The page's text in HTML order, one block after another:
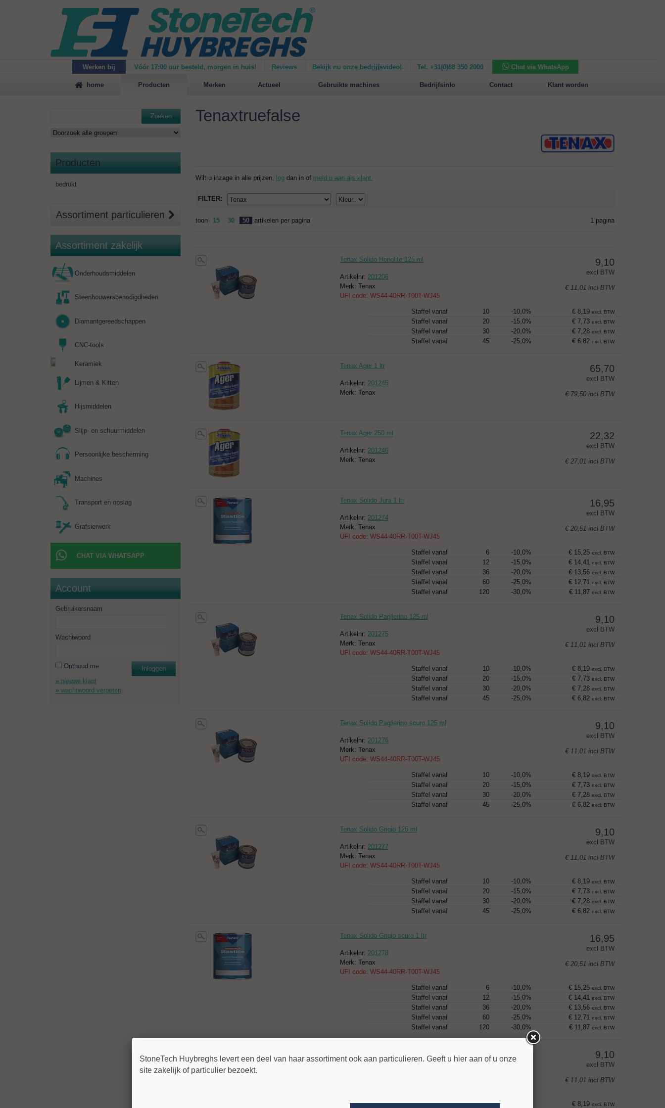
Werken bij Vóór 17:00 uur besteld, morgen in huis! Reviews Bekijk nu onze bedrijfsvideo! Tel. +31(0)88 350 2000
Chat via WhatsApp
Maak
vrijblijvend een afspraak voor een demonstratie van de Mirage 1500 Nieuw op de website: selecteer nu op merken! Nieuw in het assortiment: Sansone Collection
home Producten Merken Actueel Gebruikte machines Bedrijfsinfo Contact Klant worden
Zoeken
Producten
bedrukt
Assortiment particulieren
Assortiment zakelijk
Onderhoudsmiddelen
Steenhouwersbenodigdheden
Diamantgereedschappen
CNC-tools
Keramiek
Lijmen & Kitten
Hijsmiddelen
Slijp- en schuurmiddelen
Persoonlijke bescherming
Machines
Transport en opslag
Grafsierwerk
CHAT VIA WHATSAPP
Account
Gebruikersnaam
Wachtwoord
Onthoud me
Inloggen
nieuwe klant
wachtwoord vergeten
Tenaxtruefalse
Wilt u inzage in alle prijzen, logdan in of meld u aan als klant.
FILTER:
toon 15 30 50 artikelen per pagina 1 pagina
Tenax Solido Honolite 125 ml
Artikelnr: 201206
Merk: Tenax
UFI code: WS44-40RR-T00T-WJ45
9,10
excl BTW
€ 11,01 incl BTW
Staffel vanaf 10 -10,0% € 8,19 excl. BTW
Staffel vanaf 20 -15,0% € 7,73 excl. BTW
Staffel vanaf 30 -20,0% € 7,28 excl. BTW
Staffel vanaf 45 -25,0% € 6,82 excl. BTW
Tenax Ager 1 ltr
Artikelnr: 201245
Merk: Tenax
65,70
excl BTW
€ 79,50 incl BTW
Tenax Ager 250 ml
Artikelnr: 201246
Merk: Tenax
22,32
excl BTW
€ 27,01 incl BTW
Tenax Solido Jura 1 ltr
Artikelnr: 201274
Merk: Tenax
UFI code: WS44-40RR-T00T-WJ45
16,95
excl BTW
€ 20,51 incl BTW
Staffel vanaf 6 -10,0% € 15,25 excl. BTW
Staffel vanaf 12 -15,0% € 14,41 excl. BTW
Staffel vanaf 36 -20,0% € 13,56 excl. BTW
Staffel vanaf 60 -25,0% € 12,71 excl. BTW
Staffel vanaf 120 -30,0% € 11,87 excl. BTW
Tenax Solido Paglierino 125 ml
Artikelnr: 201275
Merk: Tenax
UFI code: WS44-40RR-T00T-WJ45
9,10
excl BTW
€ 11,01 incl BTW
Staffel vanaf 10 -10,0% € 8,19 excl. BTW
Staffel vanaf 20 -15,0% € 7,73 excl. BTW
Staffel vanaf 30 -20,0% € 7,28 excl. BTW
Staffel vanaf 45 -25,0% € 6,82 excl. BTW
Tenax Solido Paglierino scuro 125 ml
Artikelnr: 201276
Merk: Tenax
UFI code: WS44-40RR-T00T-WJ45
9,10
excl BTW
€ 11,01 incl BTW
Staffel vanaf 10 -10,0% € 8,19 excl. BTW
Staffel vanaf 20 -15,0% € 7,73 excl. BTW
Staffel vanaf 30 -20,0% € 7,28 excl. BTW
Staffel vanaf 45 -25,0% € 6,82 excl. BTW
Tenax Solido Grigio 125 ml
Artikelnr: 201277
Merk: Tenax
UFI code: WS44-40RR-T00T-WJ45
9,10
excl BTW
€ 11,01 incl BTW
Staffel vanaf 10 -10,0% € 8,19 excl. BTW
Staffel vanaf 20 -15,0% € 7,73 excl. BTW
Staffel vanaf 30 -20,0% € 7,28 excl. BTW
Staffel vanaf 45 -25,0% € 6,82 excl. BTW
Tenax Solido Grigio scuro 1 ltr
Artikelnr: 201278
Merk: Tenax
UFI code: WS44-40RR-T00T-WJ45
16,95
excl BTW
€ 20,51 incl BTW
Staffel vanaf 6 -10,0% € 15,25 excl. BTW
Staffel vanaf 12 -15,0% € 14,41 excl. BTW
Staffel vanaf 36 -20,0% € 13,56 excl. BTW
Staffel vanaf 60 -25,0% € 12,71 excl. BTW
Staffel vanaf 120 -30,0% € 11,87 excl. BTW
9,10
excl BTW
€ 11,01 incl BTW
Staffel vanaf 10 € 8,19 excl. BTW
StoneTech Huybreghs levert een deel van haar assortiment ook aan particulieren. Geeft u hier aan of u onze
site zakelijk of particulier bezoekt.